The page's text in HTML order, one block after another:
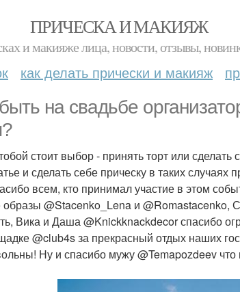
ПРИЧЕСКА И МАКИЯЖ
и макияже лица, новости, отзывы,
как делать прически и макияж
на свадьбе
стоит выбор - принять торт или
и сделать себе прическу в таких случаях
всем, кто принимал участие в этом
образы @Stacenko_Lena и @Romastacenko,
Вика и Даша @Knickknackdecor спасибо
@club4s за прекрасный отдых наших
Ну и спасибо мужу @Temapozdeev